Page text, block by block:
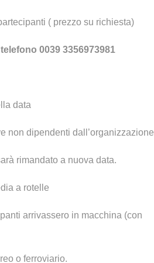
( prezzo su richiesta)
0039 3356973981
data
non dipendenti dall’organizzazione
rimandato a nuova data.
a rotelle
arrivassero in macchina (con
o ferroviario.